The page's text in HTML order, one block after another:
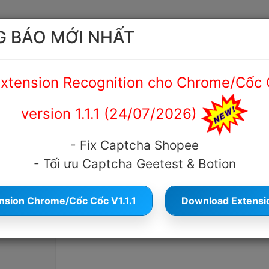
Dịch vụ giải captcha Majestic
792 Cỡ chữ
BÁO MỚI NHẤT
Recognition cho Chrome/Cốc
version 1.1.1 (24/07/2026)
- Fix Captcha Shopee
- Tối ưu Captcha Geetest & Botion
Chrome/Cốc Cốc V1.1.1 Download